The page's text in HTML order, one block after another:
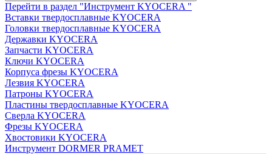
Перейти в раздел "Инструмент KYOCERA "
Вставки твердосплавные KYOCERA
Головки твердосплавные KYOCERA
Державки KYOCERA
Запчасти KYOCERA
Ключи KYOCERA
Корпуса фрезы KYOCERA
Лезвия KYOCERA
Патроны KYOCERA
Пластины твердосплавные KYOCERA
Сверла KYOCERA
Фрезы KYOCERA
Хвостовики KYOCERA
Инструмент DORMER PRAMET